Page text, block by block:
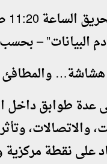
البيانات” –
والمطافئ
عدة طوابق داخل
والاتصالات،
على نقطة